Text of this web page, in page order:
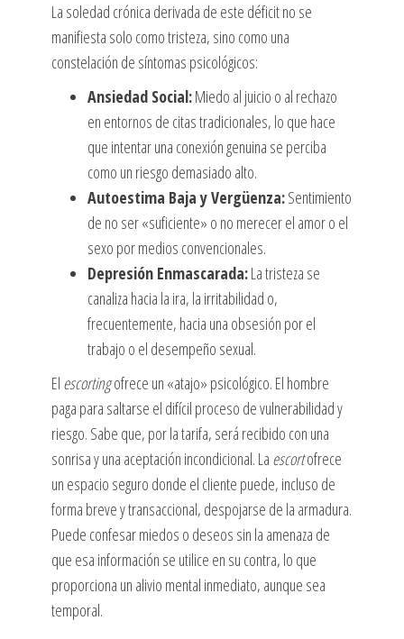
La soledad crónica derivada de este déficit no se
manifiesta solo como tristeza, sino como una
constelación de síntomas psicológicos:
Ansiedad Social:Miedo al juicio o al rechazo
en entornos de citas tradicionales, lo que hace
que intentar una conexión genuina se perciba
como un riesgo demasiado alto.
Autoestima Baja y Vergüenza:Sentimiento
de no ser «suficiente» o no merecer el amor o el
sexo por medios convencionales.
Depresión Enmascarada:La tristeza se
canaliza hacia la ira, la irritabilidad o,
frecuentemente, hacia una obsesión por el
trabajo o el desempeño sexual.
El escortingofrece un «atajo» psicológico. El hombre
paga para saltarse el difícil proceso de vulnerabilidad y
riesgo. Sabe que, por la tarifa, será recibido con una
sonrisa y una aceptación incondicional. La escortofrece
un espacio seguro donde el cliente puede, incluso de
forma breve y transaccional, despojarse de la armadura.
Puede confesar miedos o deseos sin la amenaza de
que esa información se utilice en su contra, lo que
proporciona un alivio mental inmediato, aunque sea
temporal.